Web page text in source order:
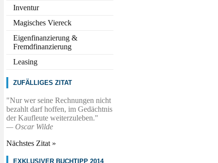
Inventur
Magisches Viereck
Eigenfinanzierung &
Fremdfinanzierung
Leasing
ZUFÄLLIGES ZITAT
Nur wer seine Rechnungen nicht
bezahlt darf hoffen, im Gedächtnis
der Kaufleute weiterzuleben.
— Oscar Wilde
Nächstes Zitat »
EXKLUSIVER BUCHTIPP 2014